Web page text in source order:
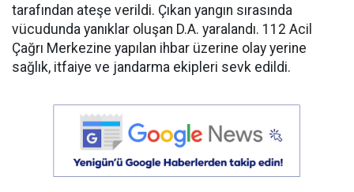
tarafından ateşe verildi. Çıkan yangın sırasında
vücudunda yanıklar oluşan D.A. yaralandı. 112 Acil
Çağrı Merkezine yapılan ihbar üzerine olay yerine
sağlık, itfaiye ve jandarma ekipleri sevk edildi.